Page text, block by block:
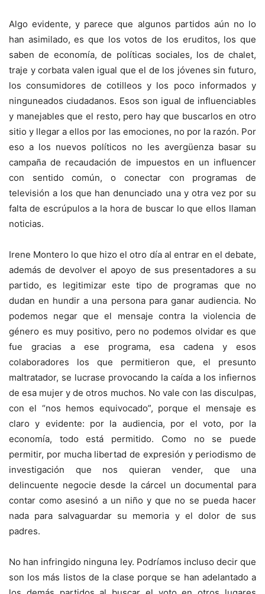
Algo evidente, y parece que algunos partidos aún no lo
han asimilado, es que los votos de los eruditos, los que
saben de economía, de políticas sociales, los de chalet,
traje y corbata valen igual que el de los jóvenes sin futuro,
los consumidores de cotilleos y los poco informados y
ninguneados ciudadanos. Esos son igual de influenciables
y manejables que el resto, pero hay que buscarlos en otro
sitio y llegar a ellos por las emociones, no por la razón. Por
eso a los nuevos políticos no les avergüenza basar su
campaña de recaudación de impuestos en un influencer
con sentido común, o conectar con programas de
televisión a los que han denunciado una y otra vez por su
falta de escrúpulos a la hora de buscar lo que ellos llaman
noticias.
Irene Montero lo que hizo el otro día al entrar en el debate,
además de devolver el apoyo de sus presentadores a su
partido, es legitimizar este tipo de programas que no
dudan en hundir a una persona para ganar audiencia. No
podemos negar que el mensaje contra la violencia de
género es muy positivo, pero no podemos olvidar es que
fue gracias a ese programa, esa cadena y esos
colaboradores los que permitieron que, el presunto
maltratador, se lucrase provocando la caída a los infiernos
de esa mujer y de otros muchos. No vale con las disculpas,
con el “nos hemos equivocado”, porque el mensaje es
claro y evidente: por la audiencia, por el voto, por la
economía, todo está permitido. Como no se puede
permitir, por mucha libertad de expresión y periodismo de
investigación que nos quieran vender, que una
delincuente negocie desde la cárcel un documental para
contar como asesinó a un niño y que no se pueda hacer
nada para salvaguardar su memoria y el dolor de sus
padres.
No han infringido ninguna ley. Podríamos incluso decir que
son los más listos de la clase porque se han adelantado a